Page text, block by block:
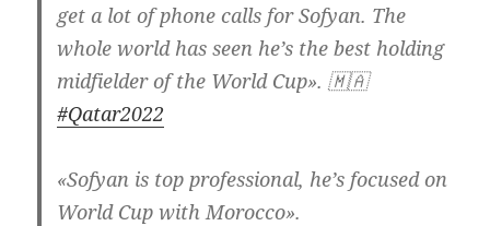
get a lot of phone calls for Sofyan. The
whole world has seen he’s the best holding
midfielder of the World Cup». 🇲🇦
#Qatar2022
«Sofyan is top professional, he’s focused on
World Cup with Morocco».